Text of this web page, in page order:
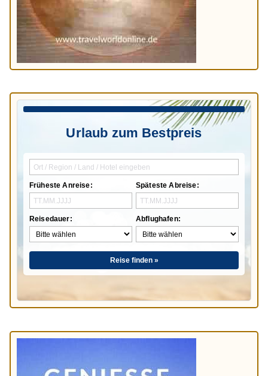
Urlaub zum Bestpreis
Früheste Anreise:
Reisedauer:
Späteste Abreise:
Abflughafen:
Reise finden »